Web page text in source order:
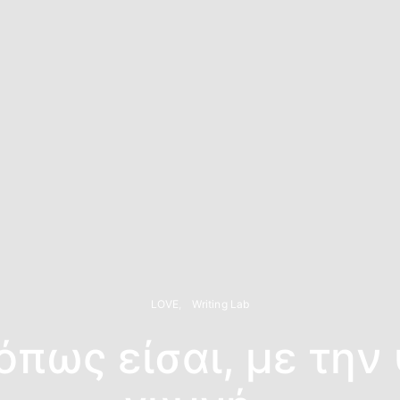
LOVE Writing Lab
είσαι, με